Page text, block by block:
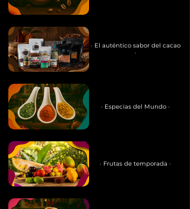
· El auténtico sabor del cacao
·
· Especias del Mundo ·
· Frutas de temporada ·